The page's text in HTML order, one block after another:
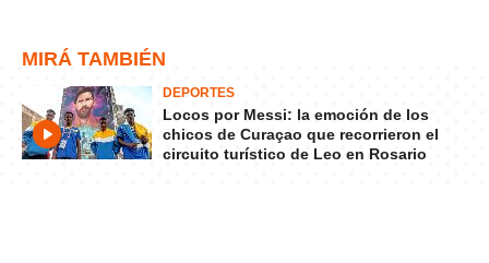
MIRÁ TAMBIÉN
DEPORTES
Locos por Messi: la emoción de los
chicos de Curaçao que recorrieron el
circuito turístico de Leo en Rosario